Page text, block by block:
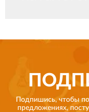
Подпишись, чтобы
предложениях,